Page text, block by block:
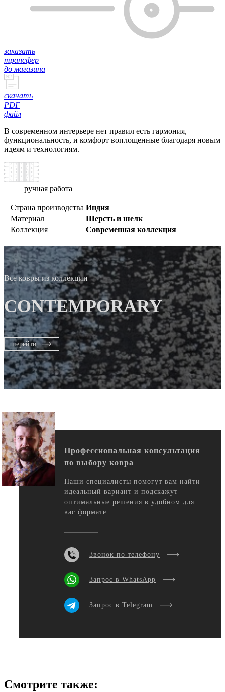
заказать
трансфер
до магазина
скачать
PDF
файл
В современном интерьере нет правил есть гармония,
функциональность, и комфорт воплощенные благодаря новым
идеям и технологиям.
ручная работа
Страна производства Индия
Материал
Шерсть и шелк
Коллекция
Современная коллекция
Все ковры из коллекции
CONTEMPORARY
перейти
Профессиональная консультация
по выбору ковра
Наши специалисты помогут вам найти
идеальный вариант и подскажут
оптимальные решения в удобном для
вас формате:
Звонок по телефону
Запрос в WhatsApp
Запрос в Telegram
Смотрите также: